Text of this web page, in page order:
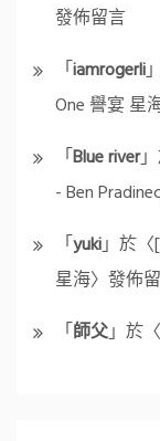
發佈留言
「iamrogerli
One 譽宴 星
「Blue river
- Ben Pradinec
「yuki」於〈
星海〉發佈
「師父」於〈